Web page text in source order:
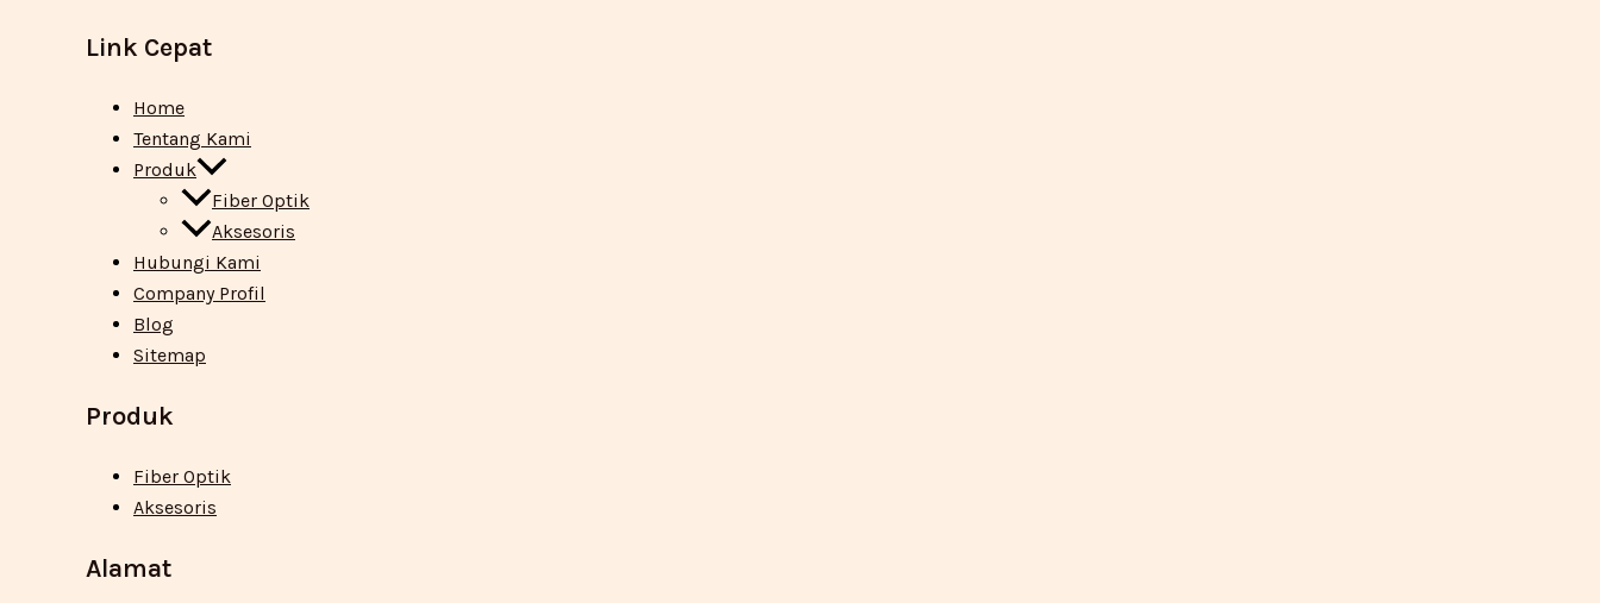
Link Cepat
Home
Tentang Kami
Produk
Fiber Optik
Aksesoris
Hubungi Kami
Company Profil
Blog
Sitemap
Produk
Fiber Optik
Aksesoris
Alamat